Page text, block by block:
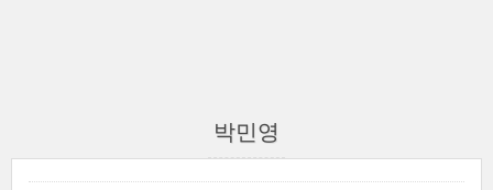
박민영